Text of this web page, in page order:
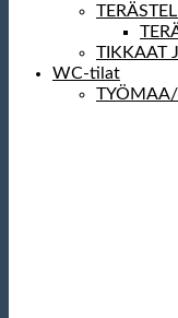
TIKKAAT
WC-tilat
TYÖMAA/